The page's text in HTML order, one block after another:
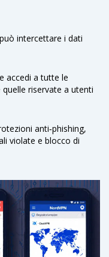
intercettare i dati
accedi a tutte le
riservate a utenti
anti‑phishing,
violate e blocco di